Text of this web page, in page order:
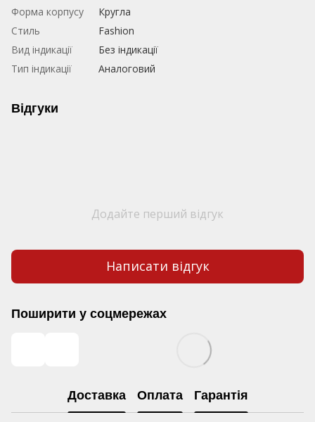
Форма корпусу
Кругла
Стиль
Fashion
Вид індикації
Без індикації
Тип індикації
Аналоговий
Відгуки
Додайте перший відгук
Написати відгук
Поширити у соцмережах
Доставка Оплата Гарантія